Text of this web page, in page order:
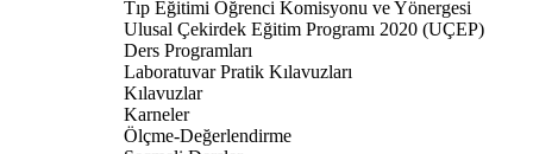
Tıp Eğitimi Öğrenci Komisyonu ve Yönergesi
Ulusal Çekirdek Eğitim Programı 2020 (UÇEP)
Ders Programları
Laboratuvar Pratik Kılavuzları
Kılavuzlar
Karneler
Ölçme-Değerlendirme